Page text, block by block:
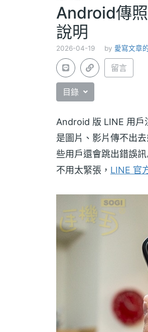
Android傳
說明
2026-04-19 by 愛寫文章
留言
目錄
Android 版 LINE 用戶
是圖片、影片傳不出
些用戶還會跳出錯誤
不用太緊張， LINE 官